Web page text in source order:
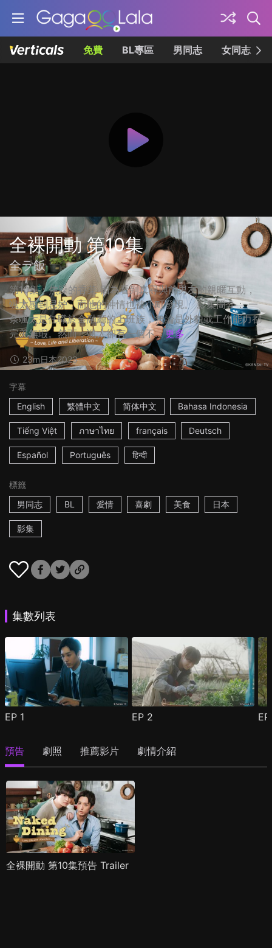
免費 BL專區 男同志 女同志
全裸開動 第10集
全ラ飯
第10集：焦躁的香菜 因為看到真尋與前男友的親暱互動，
颯太感到忌妒，而他的神情也被小町發現。 影集簡介： 一
条颯太是任職於金融廳的上班族，無論是外貌或工作能力都
完美無瑕。然而，颯太卻有一個不... 更多
23m日本2023
字幕
English
繁體中文 简体中文 Bahasa Indonesia
Tiếng Việt ภาษาไทย français Deutsch
Español Português हिन्दी
標籤
男同志
BL 愛情 喜劇 美食 日本
影集
集數列表
EP 1 EP 2
預告 劇照 推薦影片 劇情介紹
全裸開動 第10集預告 Trailer